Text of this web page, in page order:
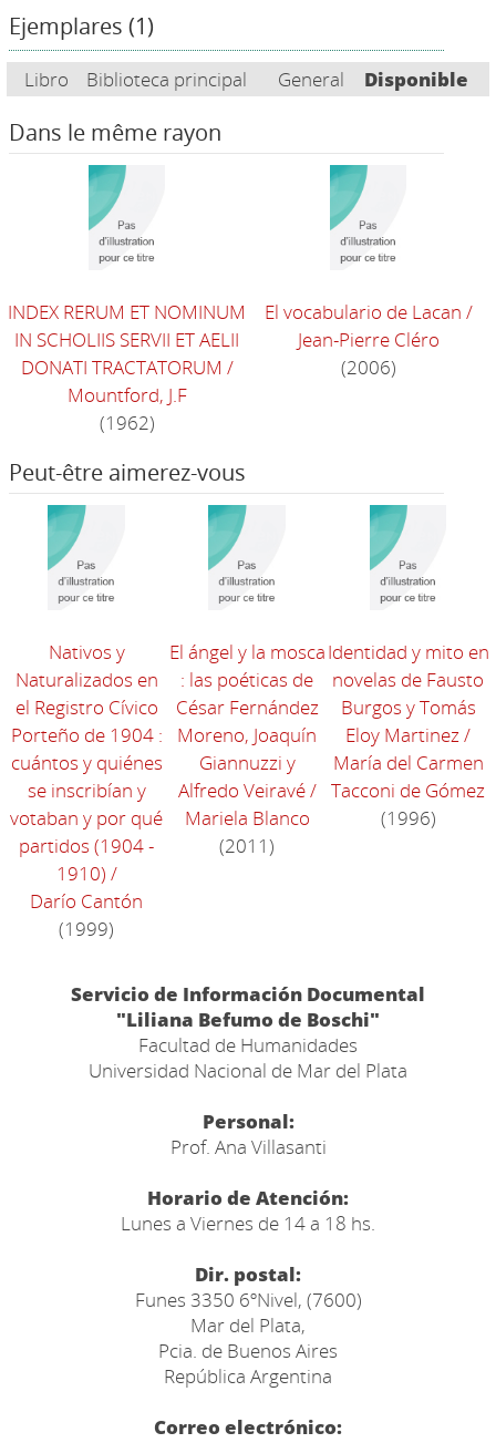
Ejemplares (1)
Libro Biblioteca principal General Disponible
Dans le même rayon
INDEX RERUM ET NOMINUM
IN SCHOLIIS SERVII ET AELII
DONATI TRACTATORUM /
Mountford, J.F
(1962)
El vocabulario de Lacan /
Jean-Pierre Cléro
(2006)
Peut-être aimerez-vous
Nativos y
Naturalizados en
el Registro Cívico
Porteño de 1904 :
cuántos y quiénes
se inscribían y
votaban y por qué
partidos (1904 -
1910) /
Darío Cantón
(1999)
El ángel y la mosca
: las poéticas de
César Fernández
Moreno, Joaquín
Giannuzzi y
Alfredo Veiravé/
Mariela Blanco
(2011)
Identidad y mito en
novelas de Fausto
Burgos y Tomás
Eloy Martinez/
María del Carmen
Tacconi de Gómez
(1996)
Servicio de Información Documental
"Liliana Befumo de Boschi"
Facultad de Humanidades
Universidad Nacional de Mar del Plata
Personal:
Prof. Ana Villasanti
Horario de Atención:
Lunes a Viernes de 14 a 18 hs.
Dir. postal:
Funes 3350 6ºNivel, (7600)
Mar del Plata,
Pcia. de Buenos Aires
República Argentina
Correo electrónico: